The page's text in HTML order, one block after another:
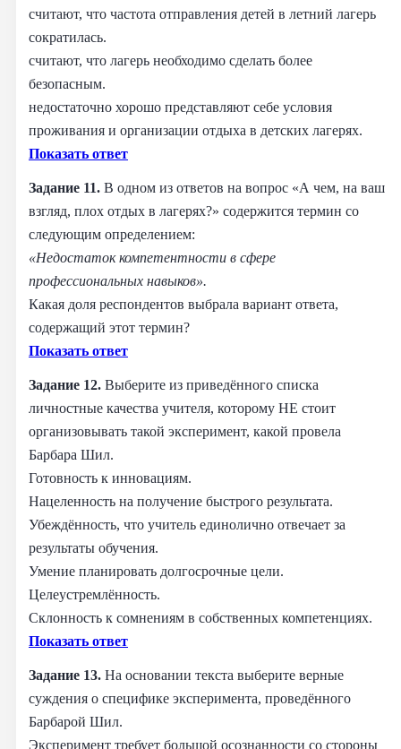
считают, что частота отправления детей в летний лагерь
сократилась.
считают, что лагерь необходимо сделать более
безопасным.
недостаточно хорошо представляют себе условия
проживания и организации отдыха в детских лагерях.
Показать ответ
Задание 11. В одном из ответов на вопрос «А чем, на ваш
взгляд, плох отдых в лагерях?» содержится термин со
следующим определением:
«Недостаток компетентности в сфере
профессиональных навыков».
Какая доля респондентов выбрала вариант ответа,
содержащий этот термин?
Показать ответ
Задание 12. Выберите из приведённого списка
личностные качества учителя, которому НЕ стоит
организовывать такой эксперимент, какой провела
Барбара Шил.
Готовность к инновациям.
Нацеленность на получение быстрого результата.
Убеждённость, что учитель единолично отвечает за
результаты обучения.
Умение планировать долгосрочные цели.
Целеустремлённость.
Склонность к сомнениям в собственных компетенциях.
Показать ответ
Задание 13. На основании текста выберите верные
суждения о специфике эксперимента, проведённого
Барбарой Шил.
Эксперимент требует большой осознанности со стороны